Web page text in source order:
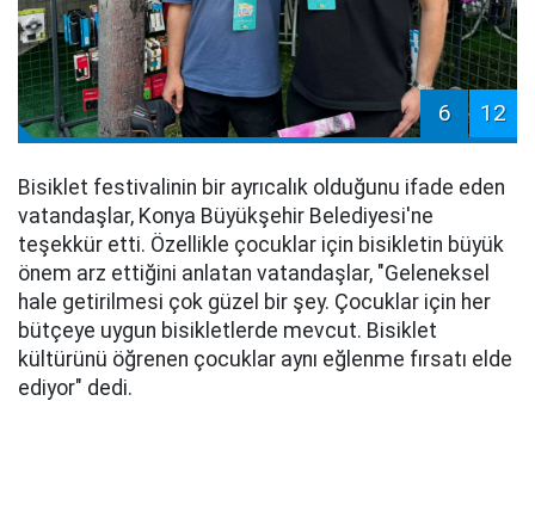
6 12
Bisiklet festivalinin bir ayrıcalık olduğunu ifade eden
vatandaşlar, Konya Büyükşehir Belediyesi'ne
teşekkür etti. Özellikle çocuklar için bisikletin büyük
önem arz ettiğini anlatan vatandaşlar, "Geleneksel
hale getirilmesi çok güzel bir şey. Çocuklar için her
bütçeye uygun bisikletlerde mevcut. Bisiklet
kültürünü öğrenen çocuklar aynı eğlenme fırsatı elde
ediyor" dedi.